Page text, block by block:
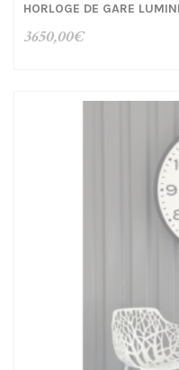
HORLOGE DE GARE
3650,00€